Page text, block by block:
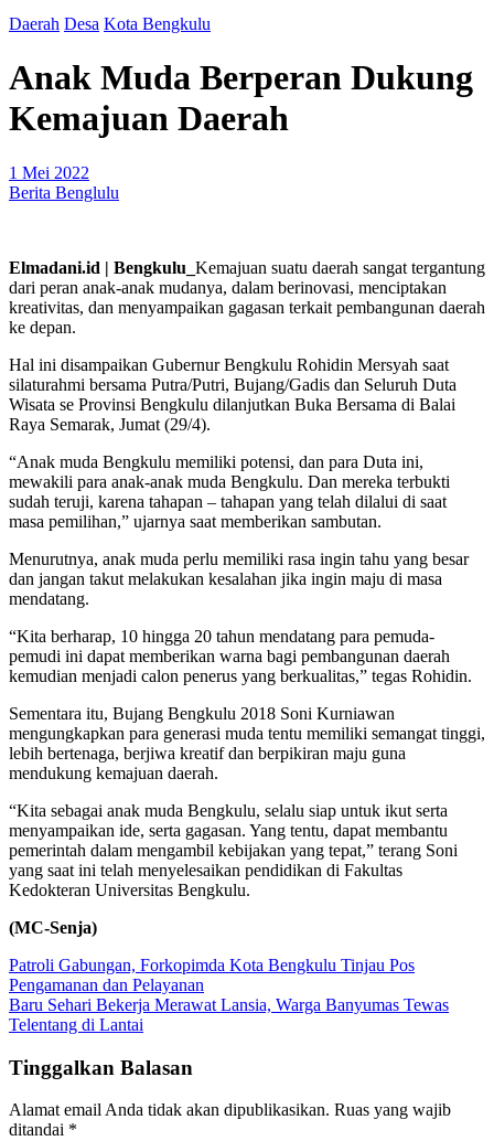
Daerah Desa Kota Bengkulu
Anak Muda Berperan Dukung
Kemajuan Daerah
1 Mei 2022
Berita Benglulu
Elmadani.id | Bengkulu_ Kemajuan suatu daerah sangat tergantung
dari peran anak-anak mudanya, dalam berinovasi, menciptakan
kreativitas, dan menyampaikan gagasan terkait pembangunan daerah
ke depan.
Hal ini disampaikan Gubernur Bengkulu Rohidin Mersyah saat
silaturahmi bersama Putra/Putri, Bujang/Gadis dan Seluruh Duta
Wisata se Provinsi Bengkulu dilanjutkan Buka Bersama di Balai
Raya Semarak, Jumat (29/4).
“Anak muda Bengkulu memiliki potensi, dan para Duta ini,
mewakili para anak-anak muda Bengkulu. Dan mereka terbukti
sudah teruji, karena tahapan – tahapan yang telah dilalui di saat
masa pemilihan,” ujarnya saat memberikan sambutan.
Menurutnya, anak muda perlu memiliki rasa ingin tahu yang besar
dan jangan takut melakukan kesalahan jika ingin maju di masa
mendatang.
“Kita berharap, 10 hingga 20 tahun mendatang para pemuda-
pemudi ini dapat memberikan warna bagi pembangunan daerah
kemudian menjadi calon penerus yang berkualitas,” tegas Rohidin.
Sementara itu, Bujang Bengkulu 2018 Soni Kurniawan
mengungkapkan para generasi muda tentu memiliki semangat tinggi,
lebih bertenaga, berjiwa kreatif dan berpikiran maju guna
mendukung kemajuan daerah.
“Kita sebagai anak muda Bengkulu, selalu siap untuk ikut serta
menyampaikan ide, serta gagasan. Yang tentu, dapat membantu
pemerintah dalam mengambil kebijakan yang tepat,” terang Soni
yang saat ini telah menyelesaikan pendidikan di Fakultas
Kedokteran Universitas Bengkulu.
(MC-Senja)
Navigasi
pos
Patroli Gabungan, Forkopimda Kota Bengkulu Tinjau Pos
Pengamanan dan Pelayanan
Baru Sehari Bekerja Merawat Lansia, Warga Banyumas Tewas
Telentang di Lantai
Tinggalkan Balasan
Alamat email Anda tidak akan dipublikasikan. Ruas yang wajib
ditandai *